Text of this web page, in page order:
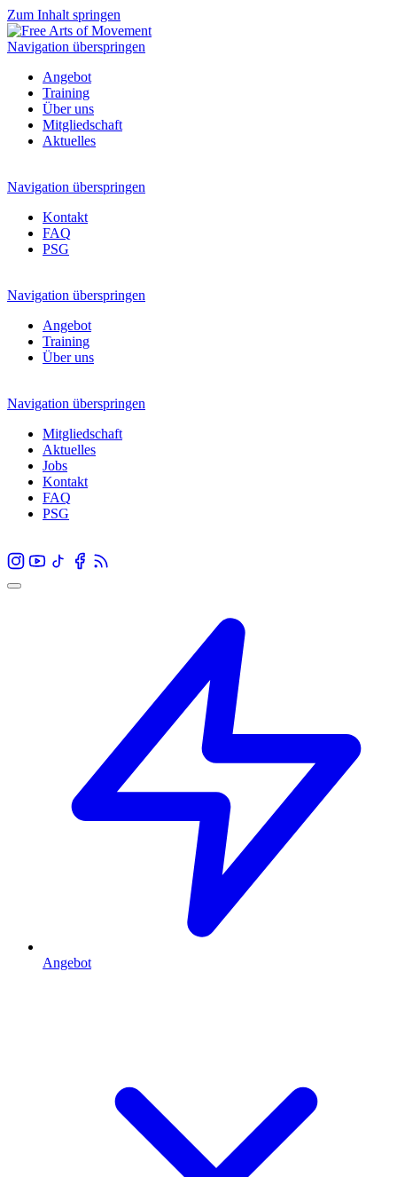
Zum Inhalt springen
Navigation überspringen
Angebot
Training
Über uns
Mitgliedschaft
Aktuelles
Navigation überspringen
Kontakt
FAQ
PSG
Navigation überspringen
Angebot
Training
Über uns
Navigation überspringen
Mitgliedschaft
Aktuelles
Jobs
Kontakt
FAQ
PSG
Angebot